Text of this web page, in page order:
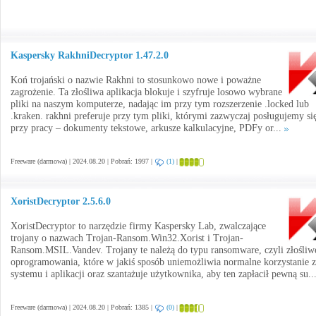
Kaspersky RakhniDecryptor 1.47.2.0
Koń trojański o nazwie Rakhni to stosunkowo nowe i poważne
zagrożenie. Ta złośliwa aplikacja blokuje i szyfruje losowo wybrane
pliki na naszym komputerze, nadając im przy tym rozszerzenie .locked lub
.kraken. rakhni preferuje przy tym pliki, którymi zazwyczaj posługujemy
przy pracy – dokumenty tekstowe, arkusze kalkulacyjne, PDFy or...
Freeware (darmowa) | 2024.08.20 | Pobrań: 1997 | (1) |
XoristDecryptor 2.5.6.0
XoristDecryptor to narzędzie firmy Kaspersky Lab, zwalczające
trojany o nazwach Trojan-Ransom.Win32.Xorist i Trojan-
Ransom.MSIL.Vandev. Trojany te należą do typu ransomware, czyli
oprogramowania, które w jakiś sposób uniemożliwia normalne korzystanie z
systemu i aplikacji oraz szantażuje użytkownika, aby ten zapłacił pewną
Freeware (darmowa) | 2024.08.20 | Pobrań: 1385 | (0) |